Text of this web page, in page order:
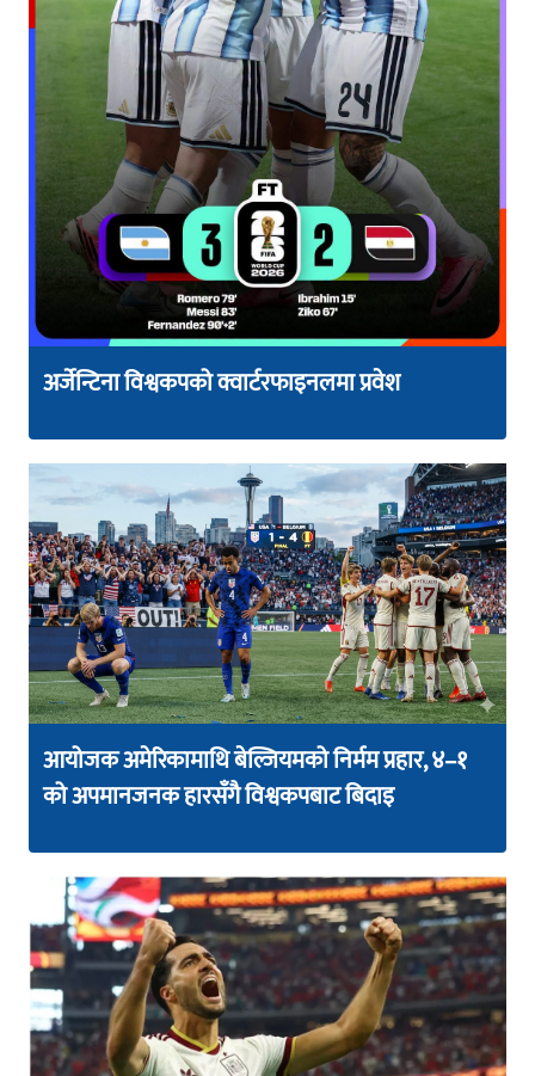
अर्जेन्टिना विश्वकपको क्वार्टरफाइनलमा प्रवेश
आयोजक अमेरिकामाथि बेल्जियमको निर्मम प्रहार, ४–१
को अपमानजनक हारसँगै विश्वकपबाट बिदाइ